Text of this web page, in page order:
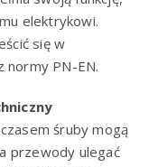
elektrykowi.
się w
PN-EN.
śruby mogą
przewody ulegać